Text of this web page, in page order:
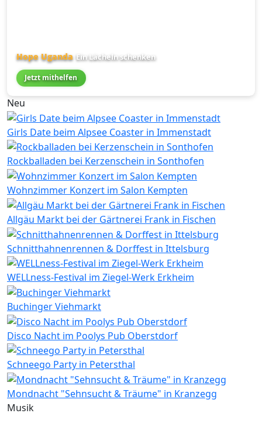
Hope Uganda Ein Lächeln schenken
Jetzt mithelfen
Neu
Girls Date beim Alpsee Coaster in Immenstadt
Rockballaden bei Kerzenschein in Sonthofen
Wohnzimmer Konzert im Salon Kempten
Allgäu Markt bei der Gärtnerei Frank in Fischen
Schnitthahnenrennen & Dorffest in Ittelsburg
WELLness-Festival im Ziegel-Werk Erkheim
Buchinger Viehmarkt
Disco Nacht im Poolys Pub Oberstdorf
Schneego Party in Petersthal
Mondnacht "Sehnsucht & Träume" in Kranzegg
Musik